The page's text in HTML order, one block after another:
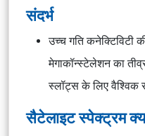
संदर्भ
उच्च गति कनेक्टिविटी
मेगाकॉन्स्टेलेशन का
स्लॉट्स के लिए वैश्विक
सैटेलाइट स्पेक्ट्रम